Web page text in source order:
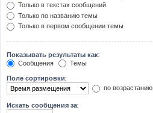
Только в текстах сообщений
Только по названию темы
Только в первом сообщении темы
Показывать результаты как:
Сообщения
Темы
Поле сортировки:
по возрастанию
Искать сообщения за: